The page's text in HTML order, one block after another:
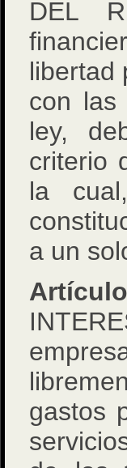
DEL
libertad
con las
ley,
criterio
la
a un
gastos